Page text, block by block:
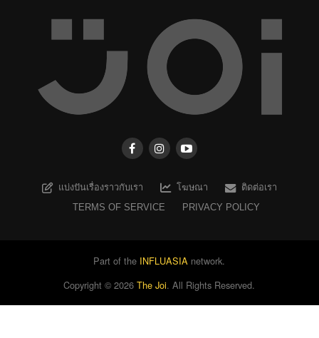
แบ่งปันเรื่องราวกับเรา โฆษณา
ติดต่อเรา
TERMS OF SERVICE
PRIVACY POLICY
Part of the INFLUASIA network.
Copyright ©2026 The Joi. All Rights Reserved.